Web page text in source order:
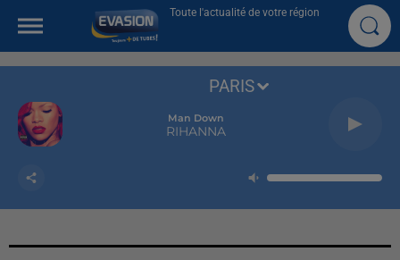
Toute l'actualité de votre région
Man Down
RIHANNA
PARIS